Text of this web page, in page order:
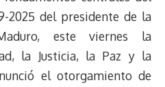
2025 del presidente de la
este viernes la
la Justicia, la Paz y la
el otorgamiento de